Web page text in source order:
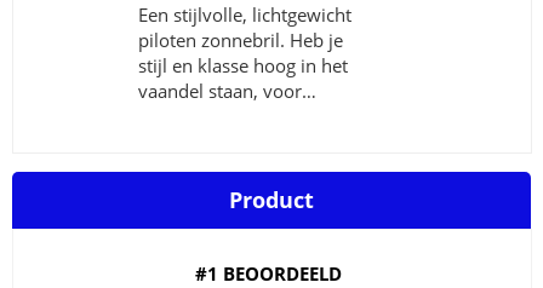
Een stijlvolle, lichtgewicht
piloten zonnebril. Heb je
stijl en klasse hoog in het
vaandel staan, voor…
Product
#1 BEOORDEELD